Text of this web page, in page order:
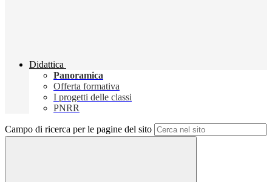
Didattica
Panoramica
Offerta formativa
I progetti delle classi
PNRR
Campo di ricerca per le pagine del sito